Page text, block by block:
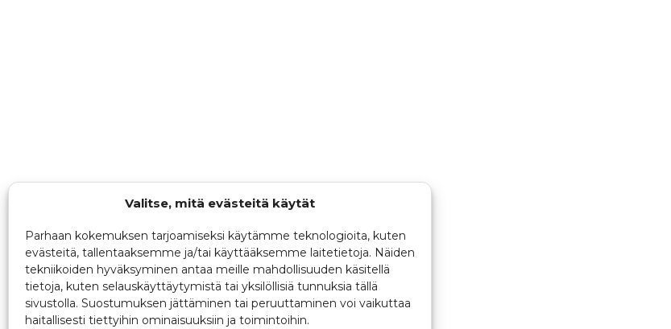
Valitse, mitä evästeitä käytät
Parhaan kokemuksen tarjoamiseksi käytämme teknologioita, kuten
evästeitä, tallentaaksemme ja/tai käyttääksemme laitetietoja. Näiden
tekniikoiden hyväksyminen antaa meille mahdollisuuden käsitellä
tietoja, kuten selauskäyttäytymistä tai yksilöllisiä tunnuksia tällä
sivustolla. Suostumuksen jättäminen tai peruuttaminen voi vaikuttaa
haitallisesti tiettyihin ominaisuuksiin ja toimintoihin.